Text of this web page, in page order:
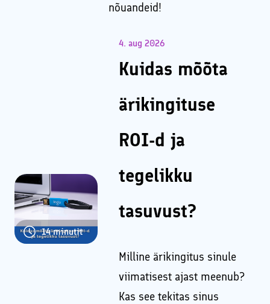
nõuandeid!
14minutit
4. aug 2026
Kuidas mõõta
ärikingituse
ROI-d ja
tegelikku
tasuvust?
Milline ärikingitus sinule
viimatisest ajast meenub?
Kas see tekitas sinus